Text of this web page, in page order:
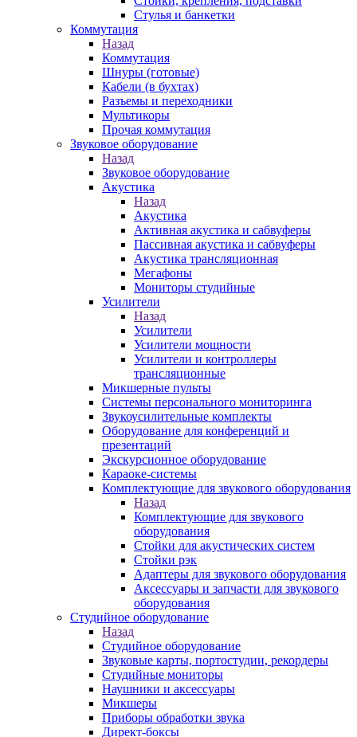
Стулья и банкетки
Коммутация
Назад
Коммутация
Шнуры (готовые)
Кабели (в бухтах)
Разъемы и переходники
Мультикоры
Прочая коммутация
Звуковое оборудование
Назад
Звуковое оборудование
Акустика
Назад
Акустика
Активная акустика и сабвуферы
Пассивная акустика и сабвуферы
Акустика трансляционная
Мегафоны
Мониторы студийные
Усилители
Назад
Усилители
Усилители мощности
Усилители и контроллеры
трансляционные
Микшерные пульты
Системы персонального мониторинга
Звукоусилительные комплекты
Оборудование для конференций и
презентаций
Экскурсионное оборудование
Караоке-системы
Комплектующие для звукового оборудования
Назад
Комплектующие для звукового
оборудования
Стойки для акустических систем
Стойки рэк
Адаптеры для звукового оборудования
Аксессуары и запчасти для звукового
оборудования
Студийное оборудование
Назад
Студийное оборудование
Звуковые карты, портостудии, рекордеры
Студийные мониторы
Наушники и аксессуары
Микшеры
Приборы обработки звука
Директ-боксы